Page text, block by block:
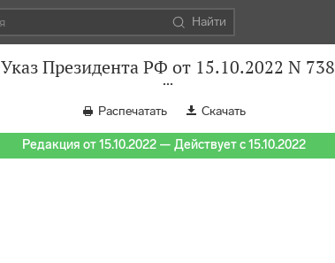
Найти
Указ Президента РФ от 15.10.2022 N 738
Распечатать Скачать
Редакция от 15.10.2022 — Действует с 15.10.2022